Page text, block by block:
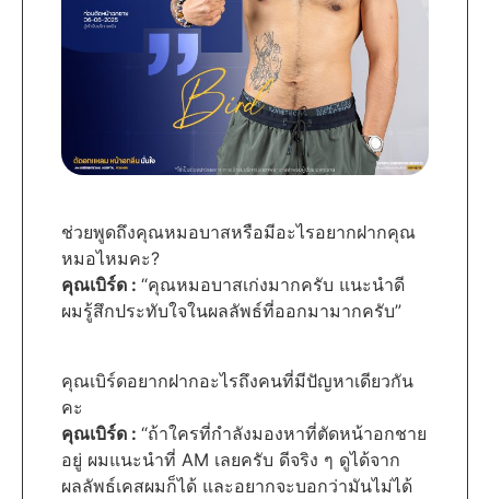
ช่วยพูดถึงคุณหมอบาสหรือมีอะไรอยากฝากคุณ
หมอไหมคะ?
คุณเบิร์ด : “คุณหมอบาสเก่งมากครับ แนะนำดี
ผมรู้สึกประทับใจในผลลัพธ์ที่ออกมามากครับ”
คุณเบิร์ดอยากฝากอะไรถึงคนที่มีปัญหาเดียวกัน
คะ
คุณเบิร์ด : “ถ้าใครที่กำลังมองหาที่ตัดหน้าอกชาย
อยู่ ผมแนะนำที่ AM เลยครับ ดีจริง ๆ ดูได้จาก
ผลลัพธ์เคสผมก็ได้ และอยากจะบอกว่ามันไม่ได้